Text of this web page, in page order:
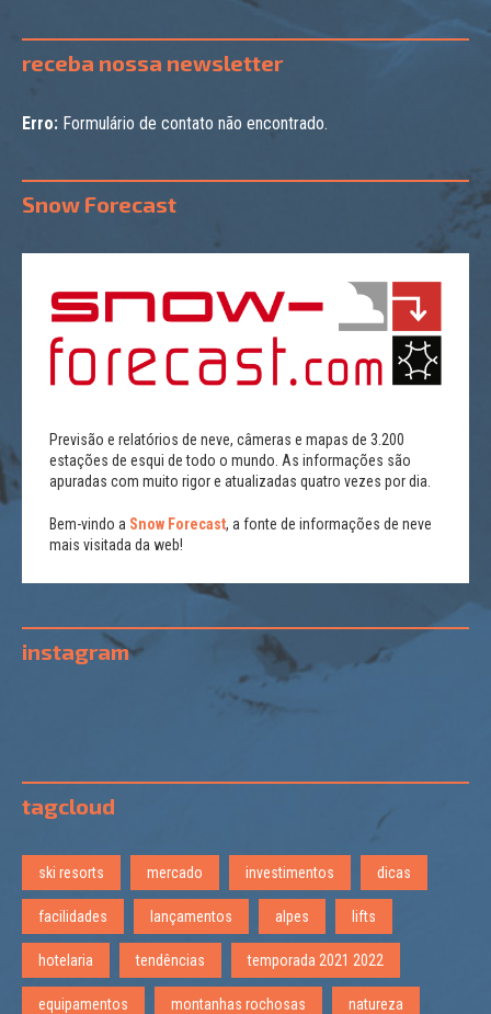
receba nossa newsletter
Erro: Formulário de contato não encontrado.
Snow Forecast
Previsão e relatórios de neve, câmeras e mapas de 3.200
estações de esqui de todo o mundo. As informações são
apuradas com muito rigor e atualizadas quatro vezes por dia.
Bem-vindo a Snow Forecast, a fonte de informações de neve
mais visitada da web!
instagram
tagcloud
ski resorts mercado investimentos dicas
facilidades lançamentos alpes lifts
hotelaria tendências temporada 2021 2022
equipamentos montanhas rochosas natureza